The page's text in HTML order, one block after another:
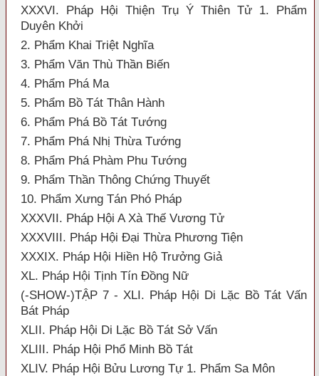
XXXVI. Pháp Hội Thiện Trụ Ý Thiên Tử 1. Phẩm
Duyên Khởi
2. Phẩm Khai Triệt Nghĩa
3. Phẩm Văn Thù Thần Biến
4. Phẩm Phá Ma
5. Phẩm Bồ Tát Thân Hành
6. Phẩm Phá Bồ Tát Tướng
7. Phẩm Phá Nhị Thừa Tướng
8. Phẩm Phá Phàm Phu Tướng
9. Phẩm Thần Thông Chứng Thuyết
10. Phẩm Xưng Tán Phó Pháp
XXXVII. Pháp Hội A Xà Thế Vương Tử
XXXVIII. Pháp Hội Đại Thừa Phương Tiện
XXXIX. Pháp Hội Hiền Hộ Trưởng Giả
XL. Pháp Hội Tịnh Tín Đồng Nữ
(-SHOW-)TẬP 7 - XLI. Pháp Hội Di Lặc Bồ Tát Vấn
Bát Pháp
XLII. Pháp Hội Di Lặc Bồ Tát Sở Vấn
XLIII. Pháp Hội Phổ Minh Bồ Tát
XLIV. Pháp Hội Bửu Lương Tự 1. Phẩm Sa Môn